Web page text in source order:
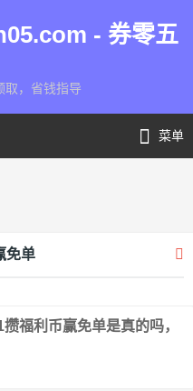
- 券零五
取，省钱指导
菜单
免单
福利币赢免单是真的吗，